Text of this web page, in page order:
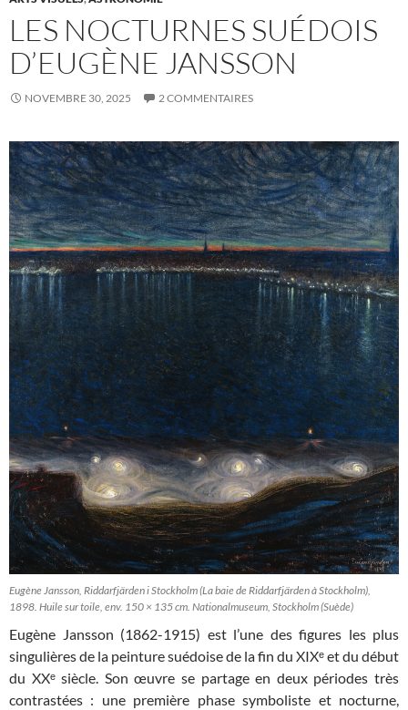
LES NOCTURNES SUÉDOIS
D’EUGÈNE JANSSON
NOVEMBRE 30, 2025 2 COMMENTAIRES
Eugène Jansson, Riddarfjärden i Stockholm (La baie de Riddarfjärden à Stockholm),
1898. Huile sur toile, env. 150 × 135 cm. Nationalmuseum, Stockholm (Suède)
Eugène Jansson (1862-1915) est l’une des figures les plus
singulières de la peinture suédoise de la fin du XIXᵉ et du début
du XXᵉ siècle. Son œuvre se partage en deux périodes très
contrastées : une première phase symboliste et nocturne,